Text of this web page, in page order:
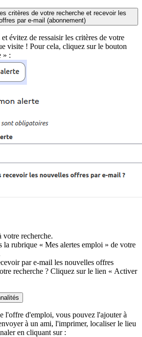
critères de votre recherche et recevoir les
par e-mail (abonnement)
évitez de ressaisir les critères de votre
visite ! Pour cela, cliquez sur le bouton
» :
votre recherche.
la rubrique « Mes alertes emploi » de votre
par e-mail les nouvelles offres
recherche ? Cliquez sur le lien « Activer
l'offre d'emploi, vous pouvez l'ajouter à
à un ami, l'imprimer, localiser le lieu
en cliquant sur :